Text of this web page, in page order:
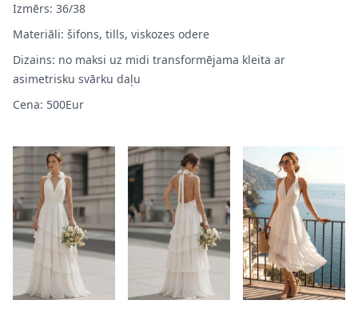
Izmērs: 36/38
Materiāli: šifons, tills, viskozes odere
Dizains: no maksi uz midi transformējama kleita ar
asimetrisku svārku daļu
Cena: 500Eur